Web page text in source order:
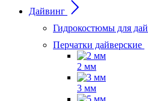
Дайвинг
Гидрокостюмы для
Перчатки дайверские
2 мм
3 мм